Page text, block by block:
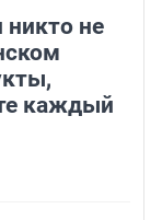
никто не
каждый